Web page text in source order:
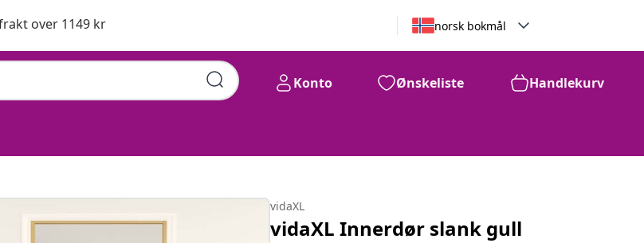
over 1149 kr norsk bokmål
Konto Ønskeliste Handlekurv
vidaXL
vidaXL Innerdør slank gull